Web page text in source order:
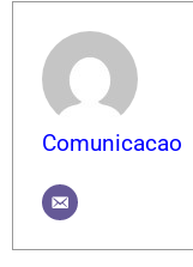
Comunicacao